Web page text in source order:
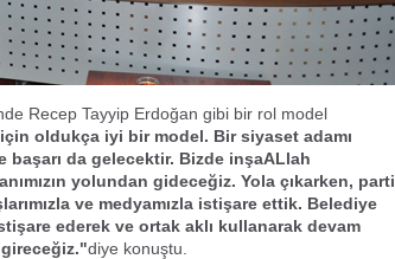
Recep Tayyip Erdoğan gibi bir rol model
oldukça iyi bir model. Bir siyaset adamı
da gelecektir. Bizde inşaALlah
yolundan gideceğiz. Yola çıkarken, parti
ve medyamızla istişare ettik. Belediye
ederek ve ortak aklı kullanarak devam
diye konuştu.